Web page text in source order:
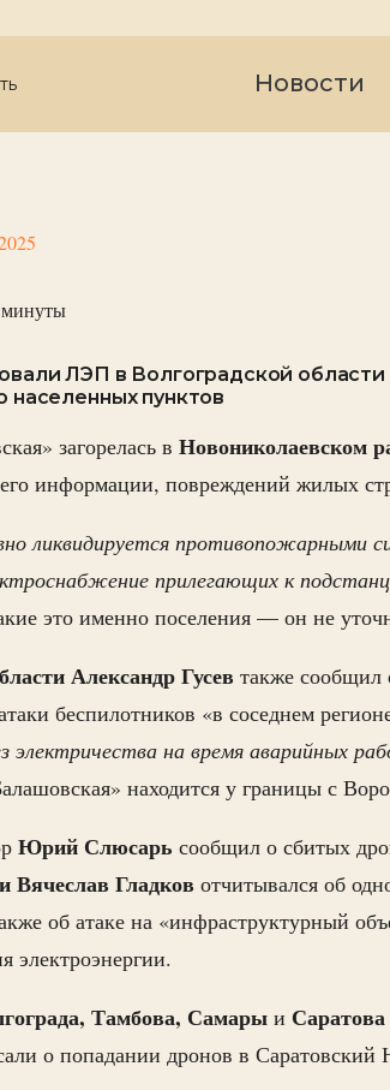
Новости
минуты
ЛЭП в Волгоградской
населенных пунктов
загорелась в Новониколаевском
информации, повреждений жилых
ликвидируется противопожарными
прилегающих к
это именно поселения — он не
Александр Гусев также сообщил
беспилотников «в соседнем
электричества на время аварийных
находится у границы с
Юрий Слюсарь сообщил о сбитых
Вячеслав Гладков отчитывался об
об атаке на «инфраструктурный
электроэнергии.
Тамбова, Самары и Саратова
о попадании дронов в Саратовский